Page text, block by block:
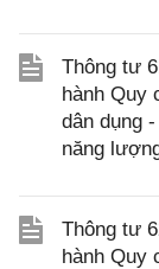
Thông tư
hành Quy
dân dụng
năng
Thông tư
hành Quy